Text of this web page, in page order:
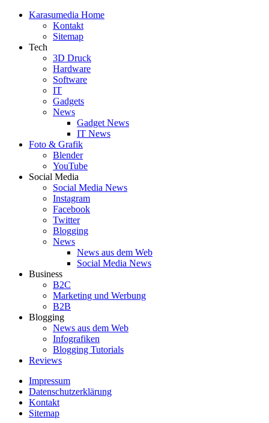
Skip
Karasumedia Home
Kontakt
Sitemap
Tech
3D Druck
Hardware
Software
IT
Gadgets
News
Gadget News
IT News
Foto & Grafik
Blender
YouTube
Social Media
Social Media News
Instagram
Facebook
Twitter
Blogging
News
News aus dem Web
Social Media News
Business
B2C
Marketing und Werbung
B2B
Blogging
News aus dem Web
Infografiken
Blogging Tutorials
Reviews
Impressum
Datenschutzerklärung
Kontakt
Sitemap